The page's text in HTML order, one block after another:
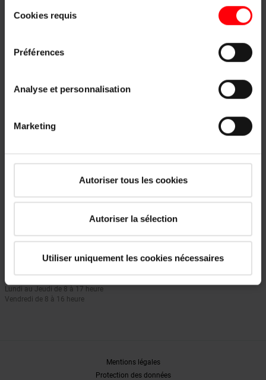
cookies et les options de personnalisation sous le bouton "Afficher
les détails".
duCookies requis
Préférences
Analyse et personnalisation
Marketing
Autoriser tous les cookies
Autoriser la sélection
Utiliser uniquement les cookies nécessaires
Une question ?
Appelez nous pour plus de renseignement. Notre expert, Luk
+32 (0) 67 47 03 85
Nous contacter par email
Horaires d'ouverture
Lundi au Jeudi de 8 à 17 heure
Vendredi de 8 à 16 heure
Mentions légales
Protection des données